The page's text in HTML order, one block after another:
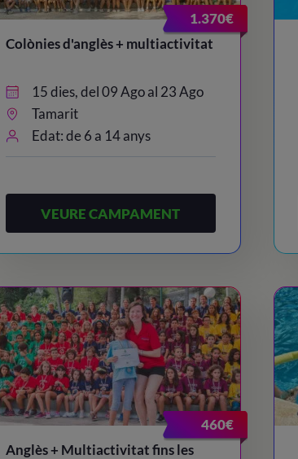
1.370€
Colònies d'anglès + multiactivitat
15 dies, del 09 Ago al 23 Ago
Tamarit
Edat: de 6 a 14 anys
VEURE CAMPAMENT
460€
Anglès + Multiactivitat fins les